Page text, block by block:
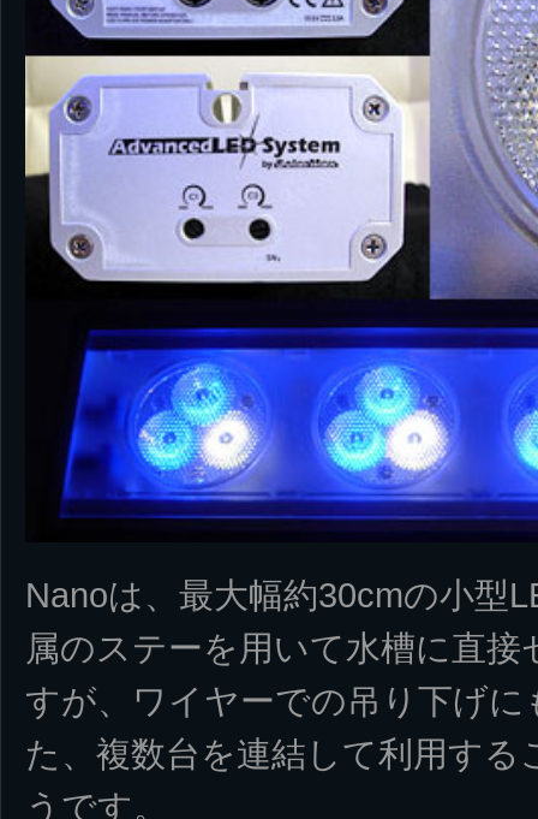
Nanoは、最大幅約30cmの小型
属のステーを用いて水槽に直
すが、ワイヤーでの吊り下げ
た、複数台を連結して利用す
うです。